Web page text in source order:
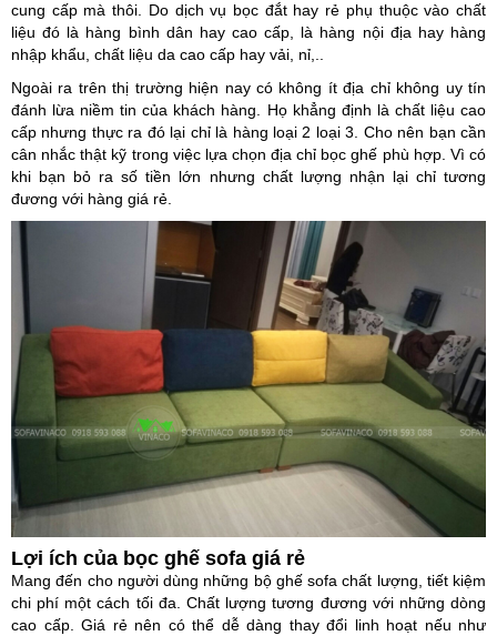
cung cấp mà thôi. Do dịch vụ bọc đắt hay rẻ phụ thuộc vào chất
liệu đó là hàng bình dân hay cao cấp, là hàng nội địa hay hàng
nhập khẩu, chất liệu da cao cấp hay vải, nỉ,..
Ngoài ra trên thị trường hiện nay có không ít địa chỉ không uy tín
đánh lừa niềm tin của khách hàng. Họ khẳng định là chất liệu cao
cấp nhưng thực ra đó lại chỉ là hàng loại 2 loại 3. Cho nên bạn cần
cân nhắc thật kỹ trong việc lựa chọn địa chỉ bọc ghế phù hợp. Vì có
khi bạn bỏ ra số tiền lớn nhưng chất lượng nhận lại chỉ tương
đương với hàng giá rẻ.
Lợi ích của bọc ghế sofa giá rẻ
Mang đến cho người dùng những bộ ghế sofa chất lượng, tiết kiệm
chi phí một cách tối đa. Chất lượng tương đương với những dòng
cao cấp. Giá rẻ nên có thể dễ dàng thay đổi linh hoạt nếu như